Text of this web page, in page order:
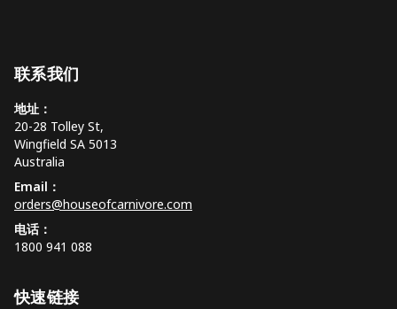
联系我们
地址：
20-28 Tolley St,
Wingfield SA 5013
Australia
Email：
orders@houseofcarnivore.com
电话：
1800 941 088
快速链接